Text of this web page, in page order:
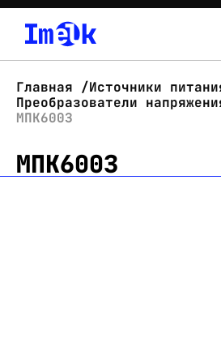
О нас
Главная
Источники
Преобразователи
МПК600З
МПК600З